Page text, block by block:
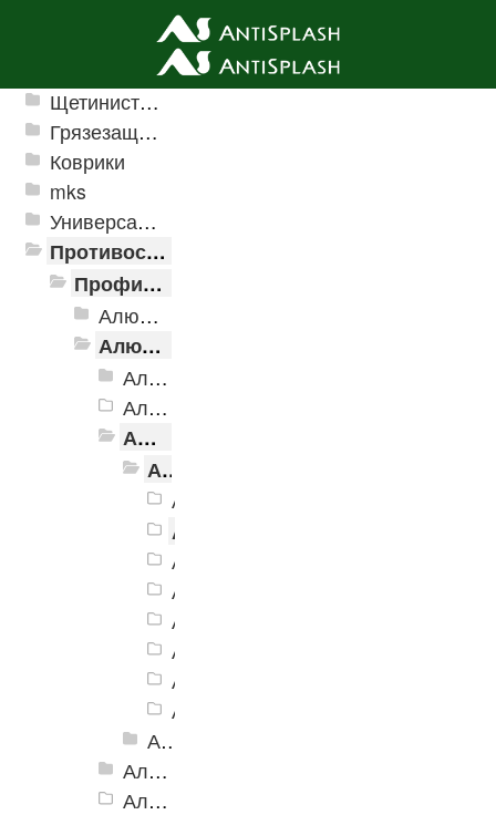
Ячеистые грязезащитные покрытия
Щетинистые покрытия
Грязезащитные, влаговпитывающие покрытия
Коврики
mks
Универсальные модульные покрытия
Противоскользящая защита для лестниц, профили, ленты
Профили алюминиевые с резиновой вставкой
Алюминиевая полоса с резиновыми вставками
Алюминиевый угол-порог с резиновой вставкой
Алюминиевый угол-порог АУ-38, 38x20 мм
Алюминиевый угол-порог АУ-42 Евро, 2500мм
Алюминиевый угол-порог АУ-42, 42x23 мм
Алюминиевый угол-порог АУ-42, 42x23 мм, Без покрытия
Алюминиевый угол-порог АУ-42,
Алюминиевый угол-порог АУ-
Алюминиевый угол-порог АУ-42,
Алюминиевый угол-порог АУ-42,
Алюминиевый угол-порог АУ-42,
Алюминиевый угол-порог АУ-42,
Алюминиевый угол-порог АУ-42,
Алюминиевый угол-порог АУ-42,
Алюминиевый угол-порог АУ-42, 42x23 мм, Анодированные
Алюминиевый угол-порог АУ-42 (на клеевой основе)
Алюминиевый угол-порог АУ-50 Евро, 2500мм